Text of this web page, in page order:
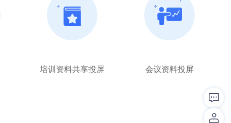
培训资料共享投屏 会议资料投屏